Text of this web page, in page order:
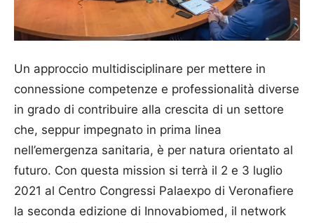
Un approccio multidisciplinare per mettere in
connessione competenze e professionalità diverse
in grado di contribuire alla crescita di un settore
che, seppur impegnato in prima linea
nell’emergenza sanitaria, è per natura orientato al
futuro. Con questa mission si terrà il 2 e 3 luglio
2021 al Centro Congressi Palaexpo di Veronafiere
la seconda edizione di Innovabiomed, il network